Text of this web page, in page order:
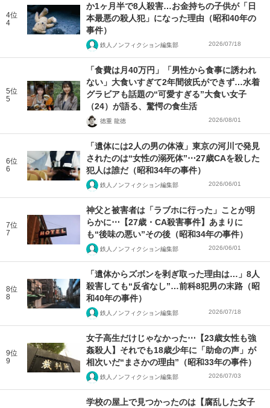
4位
4
か1ヶ月半で8人殺害…お金持ちの子供が「日
本最悪の殺人犯」になった理由（昭和40年の
事件）
鉄人ノンフィクション編集部 2026/07/18
5位
5
「食費は月40万円」「男性から食事に誘われ
ない」大食いすぎて2年間彼氏ができず…水着
グラビアも話題の“可愛すぎる”大食い女子
（24）が語る、驚愕の食生活
徳重 龍徳 2026/08/01
6位
6
「遺体には2人の男の体液」東京の河川で発見
されたのは“女性の溺死体”⋯27歳CAを殺した
犯人は誰だ（昭和34年の事件）
鉄人ノンフィクション編集部 2026/06/01
7位
7
神父と被害者は「ラブホに行った」ことが明
らかに⋯【27歳・CA殺害事件】あまりに
も“後味の悪い”その後（昭和34年の事件）
鉄人ノンフィクション編集部 2026/06/01
8位
8
「遺体からズボンを剥ぎ取った理由は…」8人
殺害しても“反省なし”…前科8犯男の末路（昭
和40年の事件）
鉄人ノンフィクション編集部 2026/07/18
9位
9
女子高生だけじゃなかった⋯【23歳女性も強
姦殺人】それでも18歳少年に「助命の声」が
相次いだ“まさかの理由”（昭和33年の事件）
鉄人ノンフィクション編集部 2026/07/03
学校の屋上で見つかったのは【腐乱した女子